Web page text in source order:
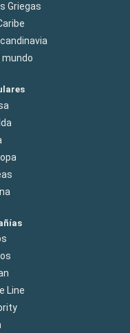
Griegas
mundo
Line